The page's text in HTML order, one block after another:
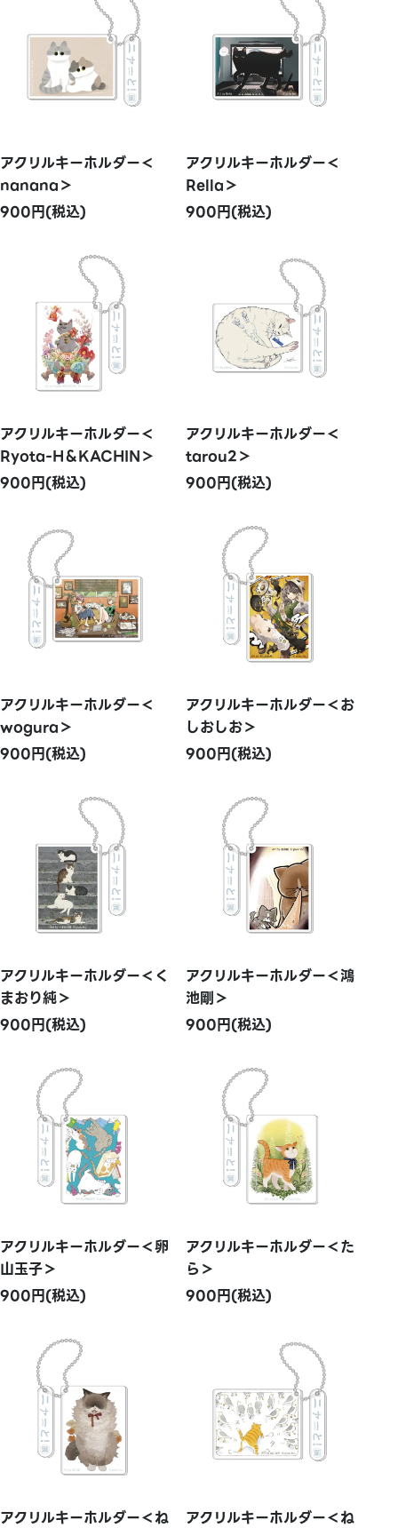
アクリルキーホルダー＜
nanana＞
900円(税込)
アクリルキーホルダー＜
Rella＞
900円(税込)
アクリルキーホルダー＜
Ryota-H＆KACHIN＞
900円(税込)
アクリルキーホルダー＜
tarou2＞
900円(税込)
アクリルキーホルダー＜
wogura＞
900円(税込)
アクリルキーホルダー＜お
しおしお＞
900円(税込)
アクリルキーホルダー＜く
まおり純＞
900円(税込)
アクリルキーホルダー＜鴻
池剛＞
900円(税込)
アクリルキーホルダー＜卵
山玉子＞
900円(税込)
アクリルキーホルダー＜た
ら＞
900円(税込)
アクリルキーホルダー＜ね
アクリルキーホルダー＜ね